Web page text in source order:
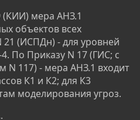
мера АНЗ.1
объектов всех
21 (ИСПДн) - для уровней
По Приказу N 17 (ГИС; с
N 117) - мера АНЗ.1 входит
К1 и К2; для К3
моделирования угроз.